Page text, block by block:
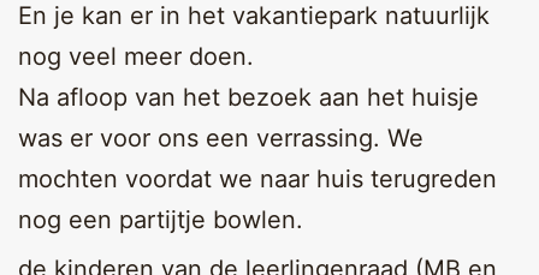
En je kan er in het vakantiepark natuurlijk
nog veel meer doen.
Na afloop van het bezoek aan het huisje
was er voor ons een verrassing. We
mochten voordat we naar huis terugreden
nog een partijtje bowlen.
de kinderen van de leerlingenraad (MB en